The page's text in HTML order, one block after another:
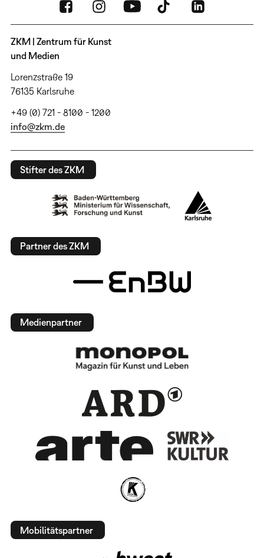
ZKM | Zentrum für Kunst
und Medien
Lorenzstraße 19
76135 Karlsruhe
+49 (0) 721 - 8100 - 1200
info@zkm.de
Stifter des ZKM
Partner des ZKM
Medienpartner
Mobilitätspartner